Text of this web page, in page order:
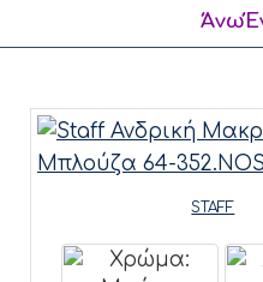
STAFF